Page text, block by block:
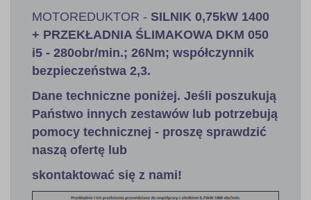
MOTOREDUKTOR - SILNIK 0,75kW 1400
+ PRZEKŁADNIA ŚLIMAKOWA DKM 050
i5 - 280obr/min.; 26Nm; współczynnik
bezpieczeństwa 2,3.
Dane techniczne poniżej. Jeśli poszukują
Państwo innych zestawów lub potrzebują
pomocy technicznej - proszę sprawdzić
naszą ofertę lub
skontaktować się z nami!